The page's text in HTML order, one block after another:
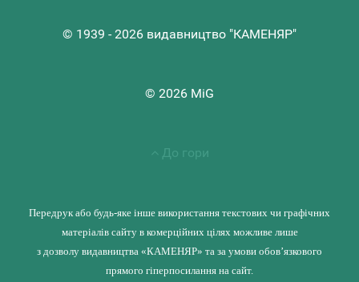
© 1939 - 2026 видавництво "КАМЕНЯР"
© 2026 MiG
До гори
Передрук або будь-яке інше використання текстових чи графічних
матеріалів сайту в комерційних цілях можливе лише
з дозволу видавництва «КАМЕНЯР» та за умови обов’язкового
прямого гіперпосилання на сайт.